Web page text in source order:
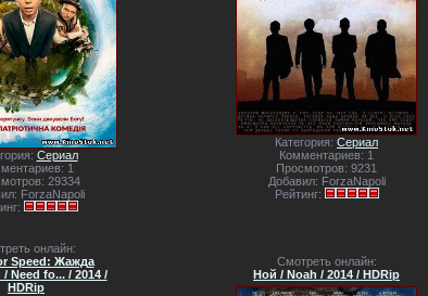
Сериал
1
29334
ForzaNapoli
Категория: Сериал
Комментариев: 1
Просмотров: 9231
Добавил: ForzaNapoli
Рейтинг:
онлайн:
Speed: Жажда
/ Need fo... / 2014 /
HDRip
Смотреть онлайн:
Ной / Noah / 2014 / HDRip